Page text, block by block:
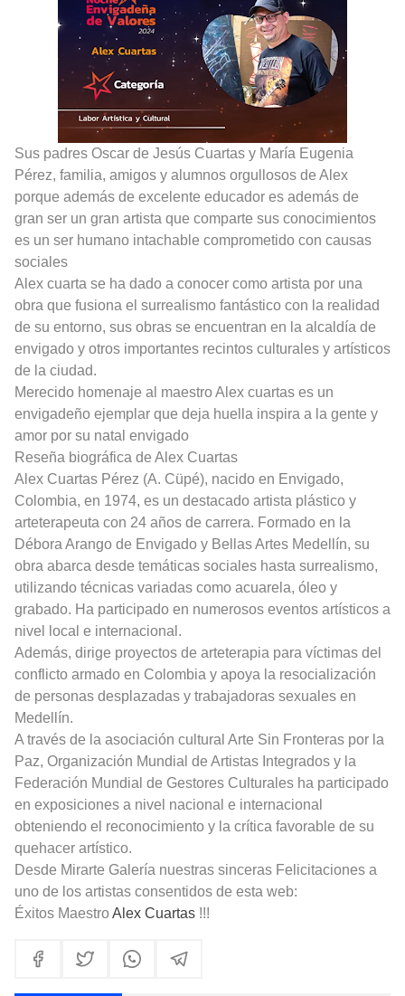
Sus padres Oscar de Jesús Cuartas y María Eugenia
Pérez, familia, amigos y alumnos orgullosos de Alex
porque además de excelente educador es además de
gran ser un gran artista que comparte sus conocimientos
es un ser humano intachable comprometido con causas
sociales
Alex cuarta se ha dado a conocer como artista por una
obra que fusiona el surrealismo fantástico con la realidad
de su entorno, sus obras se encuentran en la alcaldía de
envigado y otros importantes recintos culturales y artísticos
de la ciudad.
Merecido homenaje al maestro Alex cuartas es un
envigadeño ejemplar que deja huella inspira a la gente y
amor por su natal envigado
Reseña biográfica de Alex Cuartas
Alex Cuartas Pérez (A. Cüpé), nacido en Envigado,
Colombia, en 1974, es un destacado artista plástico y
arteterapeuta con 24 años de carrera. Formado en la
Débora Arango de Envigado y Bellas Artes Medellín, su
obra abarca desde temáticas sociales hasta surrealismo,
utilizando técnicas variadas como acuarela, óleo y
grabado. Ha participado en numerosos eventos artísticos a
nivel local e internacional.
Además, dirige proyectos de arteterapia para víctimas del
conflicto armado en Colombia y apoya la resocialización
de personas desplazadas y trabajadoras sexuales en
Medellín.
A través de la asociación cultural Arte Sin Fronteras por la
Paz, Organización Mundial de Artistas Integrados y la
Federación Mundial de Gestores Culturales ha participado
en exposiciones a nivel nacional e internacional
obteniendo el reconocimiento y la crítica favorable de su
quehacer artístico.
Desde Mirarte Galería nuestras sinceras Felicitaciones a
uno de los artistas consentidos de esta web:
Éxitos MaestroAlex Cuartas !!!